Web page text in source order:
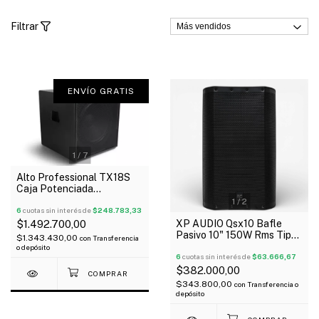
Filtrar
1 / 7
ENVÍO GRATIS
Alto Professional TX18S
Caja Potenciada
6 cuotas sin interés de$248.783,33
$1.492.700,00
$1.343.430,00 con Transferencia
o depósito
1 /2
XP AUDIO Qsx10 Bafle
Pasivo 10" 150W Rms Tipo
6 cuotas sin interés de$63.666,67
$382.000,00
$343.800,00 con Transferencia o
depósito